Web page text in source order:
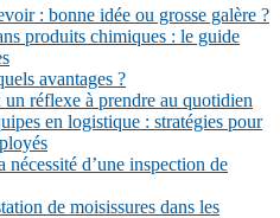
: bonne idée ou grosse galère ?
produits chimiques : le guide
avantages ?
réflexe à prendre au quotidien
en logistique : stratégies pour
d’une inspection de
de moisissures dans les